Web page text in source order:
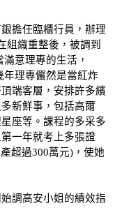
擔任臨櫃行員，辦理
組織重整後，被調到
意理專的生活，
年理專儼然是當紅炸
端客層，安排許多繽
新鮮事，包括高爾
座等。課程的多采多
一年就考上多張證
超過300萬元)，使她
調高安小姐的績效指